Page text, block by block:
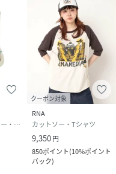
その他のアクセサリー・腕時計
クーポン対象
RNA
カットソー・Tシャツ
9,350円
850ポイント(10%ポイント
バック)